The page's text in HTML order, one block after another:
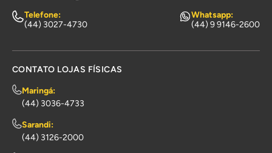
Telefone:
(44) 3027-4730
Whatsapp:
(44) 9 9146-2600
CONTATO LOJAS FÍSICAS
Maringá:
(44) 3036-4733
Sarandi:
(44) 3126-2000